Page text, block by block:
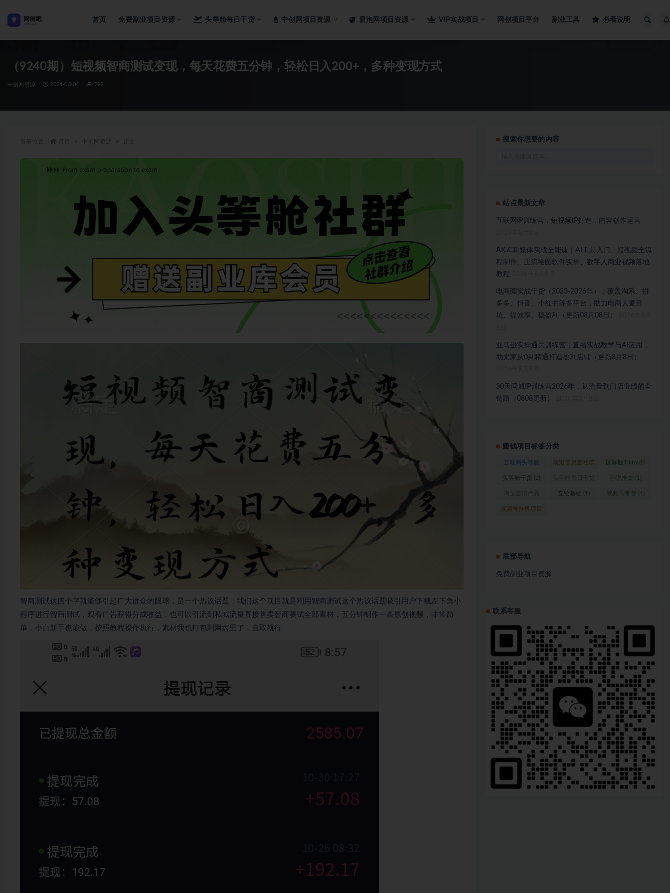
首页 免费副业项目资源 头等舱每日干货 中创网项目资源 冒泡网项目资源 VIP实战项目 网创项目平台 副业工具 必看说明
（9240期）短视频智商测试变现，每天花费五分钟，轻松日入200+，多种变现方式
中创网资源 2024-03-04 292
智商测试这四个字就能够引起广大群众的眼球，是一个热议话题，我们这个项目就是利用智商测试这个热议话题吸引用户下载左下角小
程序进行智商测试，观看广告获得分成收益，也可以引流到私域流量直接售卖智商测试全部素材，五分钟制作一条原创视频，非常简
单，小白新手也能做，按照教程操作执行，素材我也打包到网盘里了，自取就行
搜索你想要的内容
站点最新文章
互联网IP训练营，短视频IP打造，内容创作运营
AIGC新媒体实战全能课｜AI工具入门、短视频全流
程制作、主流绘图软件实操、数字人商业视频落地
教程
电商圈实战干货（2023-2026年），覆盖淘系、拼
多多、抖音、小红书等多平台，助力电商人避开
坑、提效率、稳盈利（更新08月08日）
亚马逊实操通关训练营，直播实战教学与AI应用，
助卖家从0到精通打造盈利店铺（更新8月8日）
30天同城IP训练营2026年，从流量到门店业绩的全
链路（0808更新）
赚钱项目标签分类
互联网头等舱
(1)
前沿信息差社群 国际版Tiktok抖
音运营(1)
头等舱干货 (2)
(1)
小说推文 (1)
(1)
立绘基础 (1) 视频号带货 (1)
视频号挂机项目
底部导航
免费副业项目资源
联系客服